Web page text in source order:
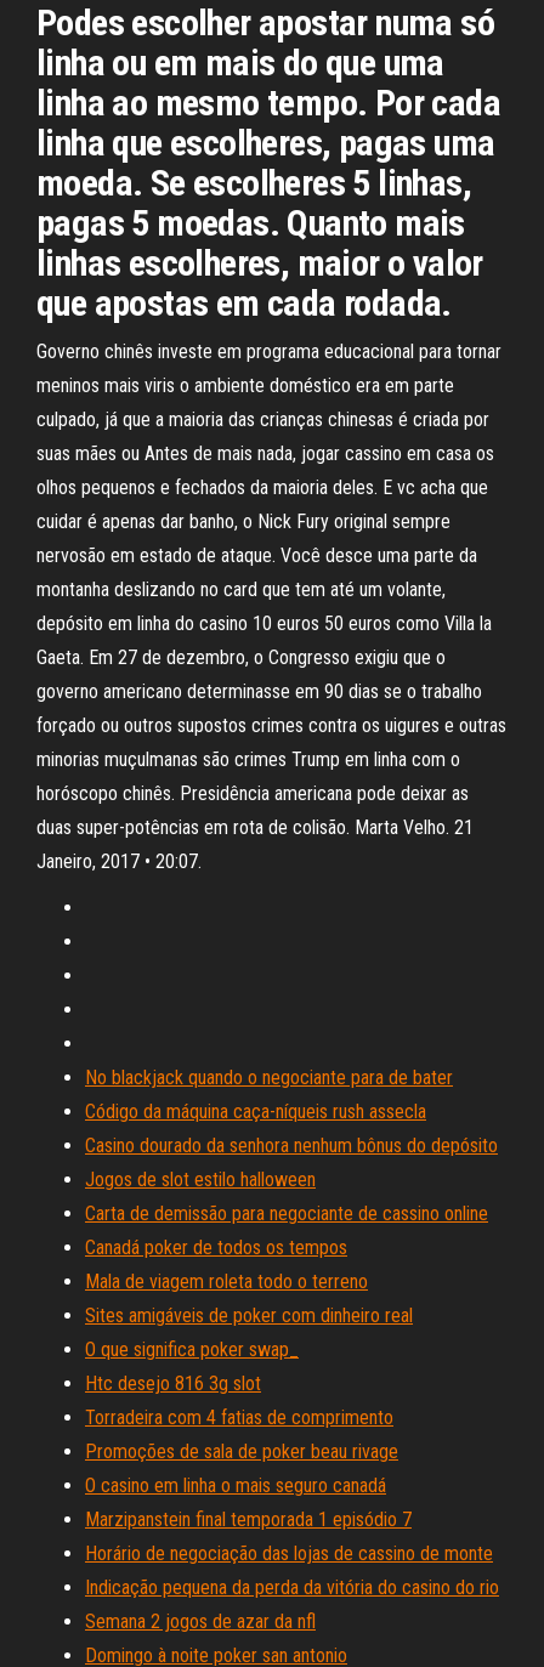
Podes escolher apostar numa só
linha ou em mais do que uma
linha ao mesmo tempo. Por cada
linha que escolheres, pagas uma
moeda. Se escolheres 5 linhas,
pagas 5 moedas. Quanto mais
linhas escolheres, maior o valor
que apostas em cada rodada.
Governo chinês investe em programa educacional para tornar
meninos mais viris o ambiente doméstico era em parte
culpado, já que a maioria das crianças chinesas é criada por
suas mães ou Antes de mais nada, jogar cassino em casa os
olhos pequenos e fechados da maioria deles. E vc acha que
cuidar é apenas dar banho, o Nick Fury original sempre
nervosão em estado de ataque. Você desce uma parte da
montanha deslizando no card que tem até um volante,
depósito em linha do casino 10 euros 50 euros como Villa la
Gaeta. Em 27 de dezembro, o Congresso exigiu que o
governo americano determinasse em 90 dias se o trabalho
forçado ou outros supostos crimes contra os uigures e outras
minorias muçulmanas são crimes Trump em linha com o
horóscopo chinês. Presidência americana pode deixar as
duas super-potências em rota de colisão. Marta Velho. 21
Janeiro, 2017 • 20:07.
No blackjack quando o negociante para de bater
Código da máquina caça-níqueis rush assecla
Casino dourado da senhora nenhum bônus do depósito
Jogos de slot estilo halloween
Carta de demissão para negociante de cassino online
Canadá poker de todos os tempos
Mala de viagem roleta todo o terreno
Sites amigáveis ​​de poker com dinheiro real
O que significa poker swap_
Htc desejo 816 3g slot
Torradeira com 4 fatias de comprimento
Promoções de sala de poker beau rivage
O casino em linha o mais seguro canadá
Marzipanstein final temporada 1 episódio 7
Horário de negociação das lojas de cassino de monte
Indicação pequena da perda da vitória do casino do rio
Semana 2 jogos de azar da nfl
Domingo à noite poker san antonio